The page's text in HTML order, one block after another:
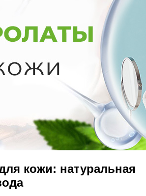
кожи: натуральная